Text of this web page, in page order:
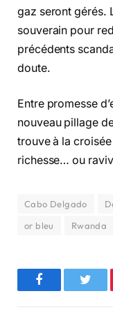
gaz seront gérés.
souverain pour
précédents
doute.
Entre promesse
nouveau pillage
trouve à la
richesse… ou
Cabo Delgado
or bleu
Rwanda
Facebook